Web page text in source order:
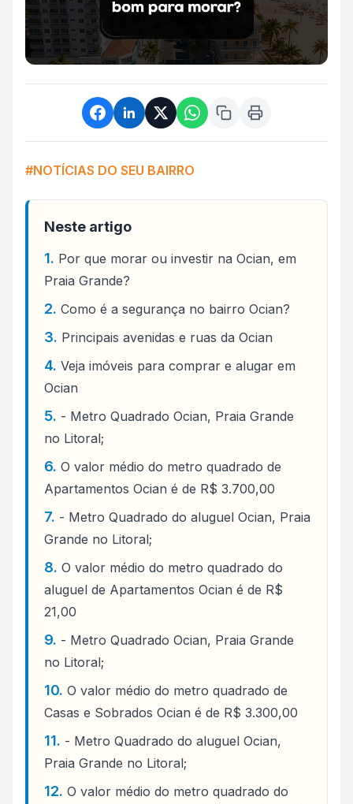
#NOTÍCIAS DO SEU BAIRRO
Neste artigo
Por que morar ou investir na Ocian, em
Praia Grande?
Como é a segurança no bairro Ocian?
Principais avenidas e ruas da Ocian
Veja imóveis para comprar e alugar em
Ocian
- Metro Quadrado Ocian, Praia Grande
no Litoral;
O valor médio do metro quadrado de
Apartamentos Ocian é de R$ 3.700,00
- Metro Quadrado do aluguel Ocian, Praia
Grande no Litoral;
O valor médio do metro quadrado do
aluguel de Apartamentos Ocian é de R$
21,00
- Metro Quadrado Ocian, Praia Grande
no Litoral;
O valor médio do metro quadrado de
Casas e Sobrados Ocian é de R$ 3.300,00
- Metro Quadrado do aluguel Ocian,
Praia Grande no Litoral;
O valor médio do metro quadrado do